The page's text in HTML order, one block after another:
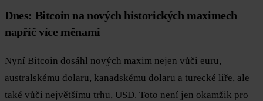
Dnes: Bitcoin na nových historických maximech
napříč více měnami
Nyní Bitcoin dosáhl nových maxim nejen vůči euru,
australskému dolaru, kanadskému dolaru a turecké liře, ale
také vůči největšímu trhu, USD. Toto není jen okamžik pro